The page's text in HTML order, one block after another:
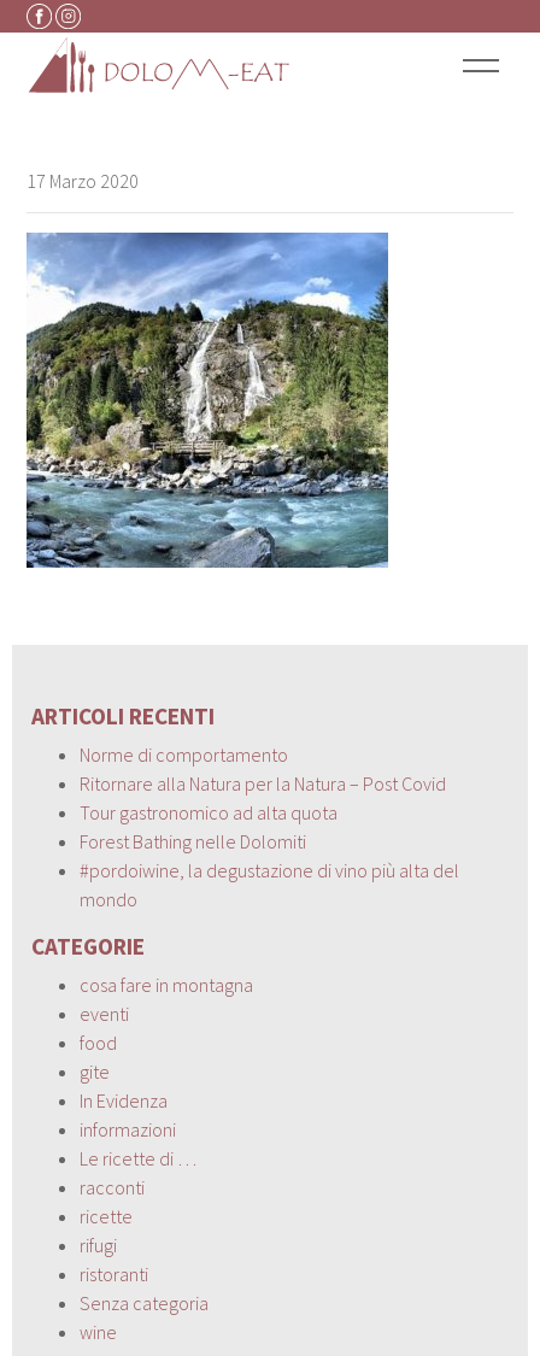
Vai al contenuto
17 Marzo 2020
ARTICOLI RECENTI
Norme di comportamento
Ritornare alla Natura per la Natura – Post Covid
Tour gastronomico ad alta quota
Forest Bathing nelle Dolomiti
#pordoiwine, la degustazione di vino più alta del
mondo
CATEGORIE
cosa fare in montagna
eventi
food
gite
In Evidenza
informazioni
Le ricette di …
racconti
ricette
rifugi
ristoranti
Senza categoria
wine